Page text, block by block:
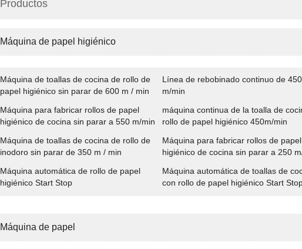
Productos
Máquina de papel higiénico
Máquina de toallas de cocina de rollo de
papel higiénico sin parar de 600 m / min
Línea de rebobinado continuo de 450
m/min
Máquina para fabricar rollos de papel
higiénico de cocina sin parar a 550 m/min
máquina continua de la toalla de
rollo de papel higiénico 450m/min
Máquina de toallas de cocina de rollo de
inodoro sin parar de 350 m / min
Máquina para fabricar rollos de papel
higiénico de cocina sin parar a 250
Máquina automática de rollo de papel
higiénico Start Stop
Máquina automática de toallas de
con rollo de papel higiénico Start
Máquina de papel